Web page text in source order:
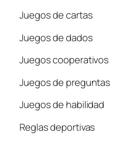
Juegos de cartas
Juegos de dados
Juegos cooperativos
Juegos de preguntas
Juegos de habilidad
Reglas deportivas